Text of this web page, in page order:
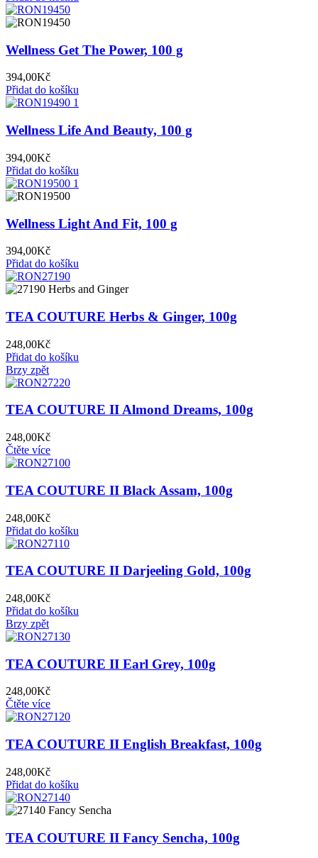
Wellness Get The Power, 100 g
394,00Kč
Přidat do košíku
Wellness Life And Beauty, 100 g
394,00Kč
Přidat do košíku
Wellness Light And Fit, 100 g
394,00Kč
Přidat do košíku
TEA COUTURE Herbs & Ginger, 100g
248,00Kč
Přidat do košíku
Brzy zpět
TEA COUTURE II Almond Dreams, 100g
248,00Kč
Čtěte více
TEA COUTURE II Black Assam, 100g
248,00Kč
Přidat do košíku
TEA COUTURE II Darjeeling Gold, 100g
248,00Kč
Přidat do košíku
Brzy zpět
TEA COUTURE II Earl Grey, 100g
248,00Kč
Čtěte více
TEA COUTURE II English Breakfast, 100g
248,00Kč
Přidat do košíku
TEA COUTURE II Fancy Sencha, 100g